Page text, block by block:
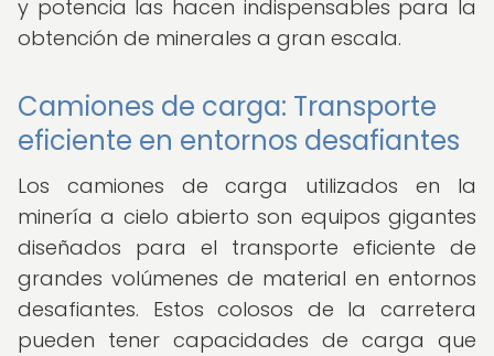
y potencia las hacen indispensables para la
obtención de minerales a gran escala.
Camiones de carga: Transporte
eficiente en entornos desafiantes
Los camiones de carga utilizados en la
minería a cielo abierto son equipos gigantes
diseñados para el transporte eficiente de
grandes volúmenes de material en entornos
desafiantes. Estos colosos de la carretera
pueden tener capacidades de carga que